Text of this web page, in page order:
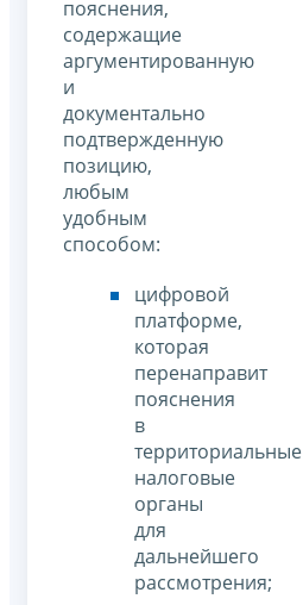
пояснения,
содержащие
аргументированную
и
документально
подтвержденную
позицию,
любым
удобным
способом:
цифровой
платформе,
которая
перенаправит
пояснения
в
территориальные
налоговые
органы
для
дальнейшего
рассмотрения;